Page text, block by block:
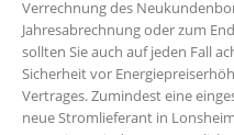
Verrechnung des
Jahresabrechnung oder zum
sollten Sie auch auf jeden Fall
Sicherheit vor
Vertrages. Zumindest eine
neue Stromlieferant in